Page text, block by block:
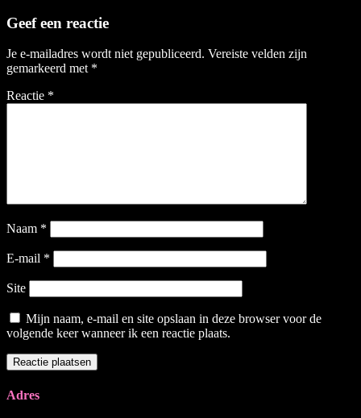
Geef een reactie
Je e-mailadres wordt niet gepubliceerd. Vereiste velden zijn
gemarkeerd met *
Reactie *
Naam *
E-mail *
Site
Mijn naam, e-mail en site opslaan in deze browser voor de
volgende keer wanneer ik een reactie plaats.
Adres